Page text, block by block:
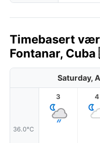
Timebasert
Fontanar,
Saturday,
36.0°C
3 4